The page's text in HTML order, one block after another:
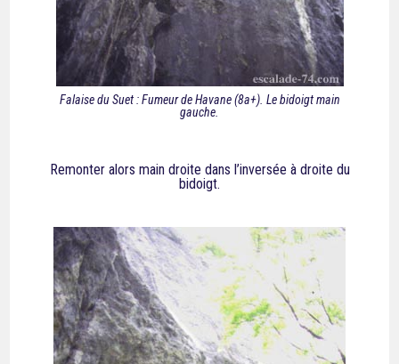
Falaise du Suet : Fumeur de Havane (8a+). Le bidoigt main
gauche.
Remonter alors main droite dans l’inversée à droite du
bidoigt.